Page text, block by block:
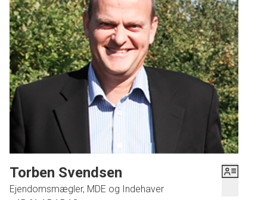
Udendørs kan du nyde skøn terrasse, som er let at
vedligeholde - perfekt til sommergrillfester eller
afslappende eftermiddage i solen. Derudover har
ejendommen god og stor dobbelt garage med masser af
opbevaringsplads og værksted.
Dette rækkehus repræsenterer ikke blot en bolig men også
en livsstil fyldt med komfort, men også tæt på byens
bekvemmeligheder.
Ring for fremvisning i dag på tlf. 6115 1513
Torben Svendsen
Ejendomsmægler, MDE og Indehaver